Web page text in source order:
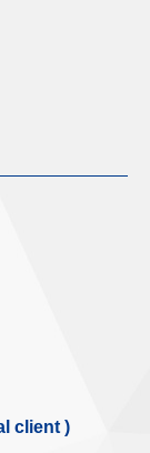
client )